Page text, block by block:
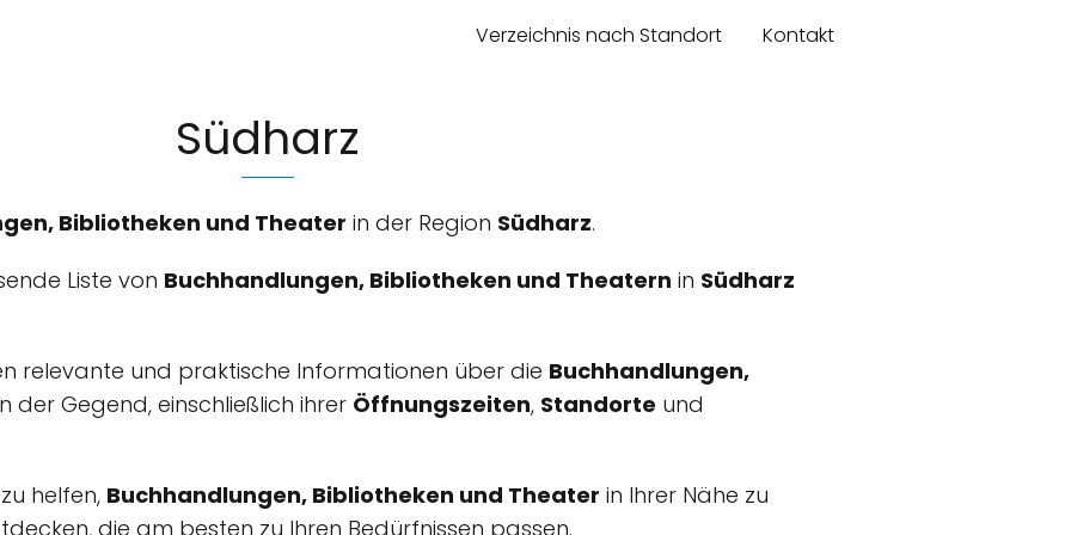
Verzeichnis nach Standort Kontakt
Südharz
Bibliotheken und Theater in der Region Südharz.
Liste von Buchhandlungen, Bibliotheken und Theatern in Südharz
relevante und praktische Informationen über die Buchhandlungen,
der Gegend, einschließlich ihrer Öffnungszeiten, Standorte und
helfen, Buchhandlungen, Bibliotheken und Theater in Ihrer Nähe zu
die am besten zu Ihren Bedürfnissen passen.